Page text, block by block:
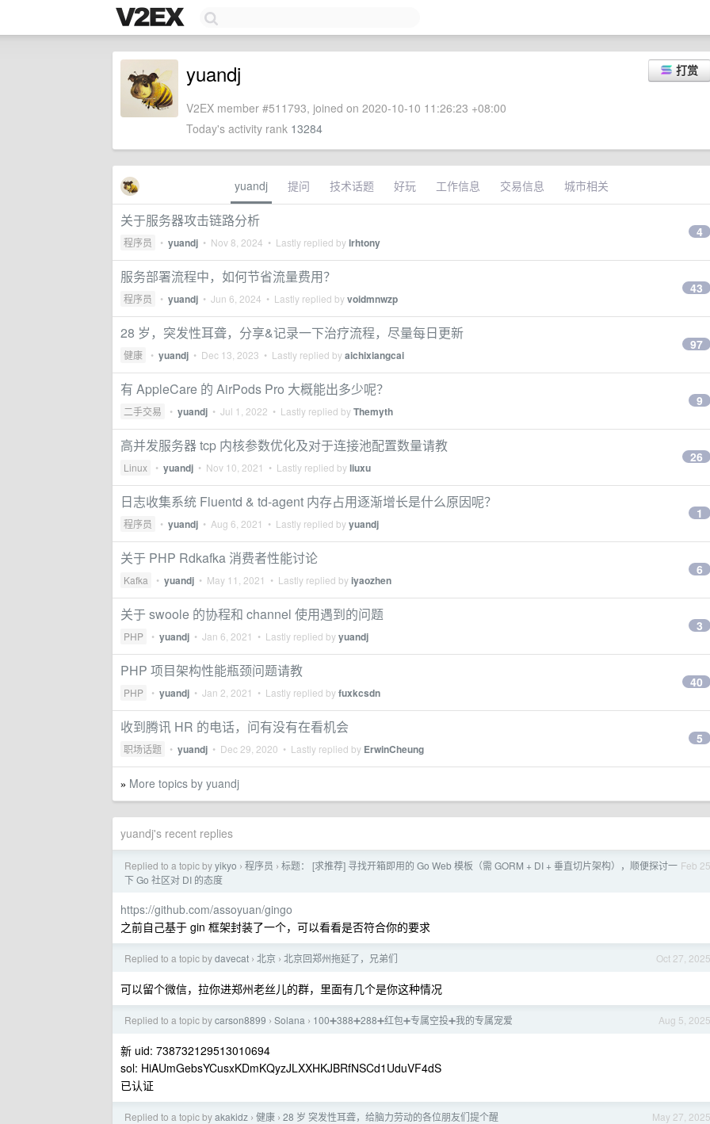
打赏
yuandj
V2EX member #511793, joined on 2020-10-10 11:26:23 +08:00
Today's activity rank 13284
yuandj 提问 技术话题 好玩 工作信息 交易信息 城市相关
关于服务器攻击链路分析
程序员 • yuandj • Nov 8, 2024 • Lastly replied bylrhtony
4
服务部署流程中，如何节省流量费用？
程序员 • yuandj • Jun 6, 2024 • Lastly replied byvoidmnwzp
43
28 岁，突发性耳聋，分享&记录一下治疗流程，尽量每日更新
健康 • yuandj • Dec 13, 2023 • Lastly replied byaichixiangcai
97
有 AppleCare 的 AirPods Pro 大概能出多少呢？
二手交易 • yuandj • Jul 1, 2022 • Lastly replied byThemyth
9
高并发服务器 tcp 内核参数优化及对于连接池配置数量请教
Linux • yuandj • Nov 10, 2021 • Lastly replied byliuxu
26
日志收集系统 Fluentd & td-agent 内存占用逐渐增长是什么原因呢？
程序员 • yuandj • Aug 6, 2021 • Lastly replied byyuandj
1
关于 PHP Rdkafka 消费者性能讨论
Kafka • yuandj • May 11, 2021 • Lastly replied byiyaozhen
6
关于 swoole 的协程和 channel 使用遇到的问题
PHP • yuandj • Jan 6, 2021 • Lastly replied byyuandj
3
PHP 项目架构性能瓶颈问题请教
PHP • yuandj • Jan 2, 2021 • Lastly replied byfuxkcsdn
40
收到腾讯 HR 的电话，问有没有在看机会
职场话题 • yuandj • Dec 29, 2020 • Lastly replied by ErwinCheung
5
» More topics by yuandj
yuandj's recent replies
Feb 25
Replied to a topic byyikyo › 程序员 › 标题： [求推荐] 寻找开箱即用的 Go Web 模板（需 GORM + DI + 垂直切片架构），顺便探讨一
下 Go 社区对 DI 的态度
https://github.com/assoyuan/gingo
之前自己基于 gin 框架封装了一个，可以看看是否符合你的要求
Oct 27, 2025
Replied to a topic bydavecat › 北京 › 北京回郑州拖延了，兄弟们
可以留个微信，拉你进郑州老丝儿的群，里面有几个是你这种情况
Aug 5, 2025
Replied to a topic bycarson8899 › Solana › 100➕388➕288➕红包➕专属空投➕我的专属宠爱
新 uid: 738732129513010694
sol: HiAUmGebsYCusxKDmKQyzJLXXHKJBRfNSCd1UduVF4dS
已认证
May 27, 2025
Replied to a topic byakakidz › 健康 › 28 岁 突发性耳聋，给脑力劳动的各位朋友们提个醒